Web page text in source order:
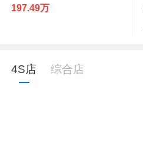
197.49万
4S店 综合店